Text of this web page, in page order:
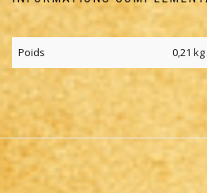
Poids 0,21 kg